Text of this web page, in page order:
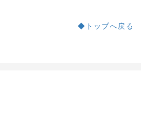
◆トップへ戻る